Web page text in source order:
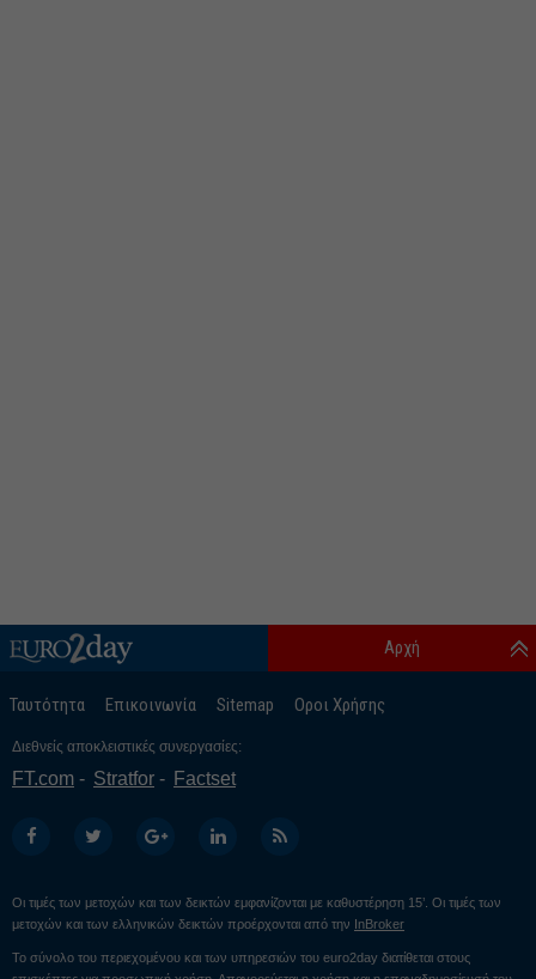
Ταυτότητα Επικοινωνία Sitemap Οροι Χρήσης
Αρχή
Διεθνείς αποκλειστικές συνεργασίες:
FT.com Stratfor Factset
Οι τιμές των μετοχών και των δεικτών εμφανίζονται με καθυστέρηση 15’. Οι τιμές των
μετοχών και των ελληνικών δεικτών προέρχονται από την InBroker
Το σύνολο του περιεχομένου και των υπηρεσιών του euro2day διατίθεται στους